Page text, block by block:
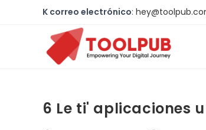
K correo electrónico:
6 Le ti' aplicaciones